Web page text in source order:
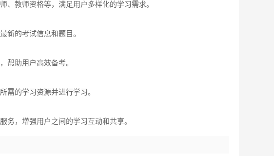
、教师资格等，满足用户多样化的学习需求。
新的考试信息和题目。
帮助用户高效备考。
需的学习资源并进行学习。
务，增强用户之间的学习互动和共享。